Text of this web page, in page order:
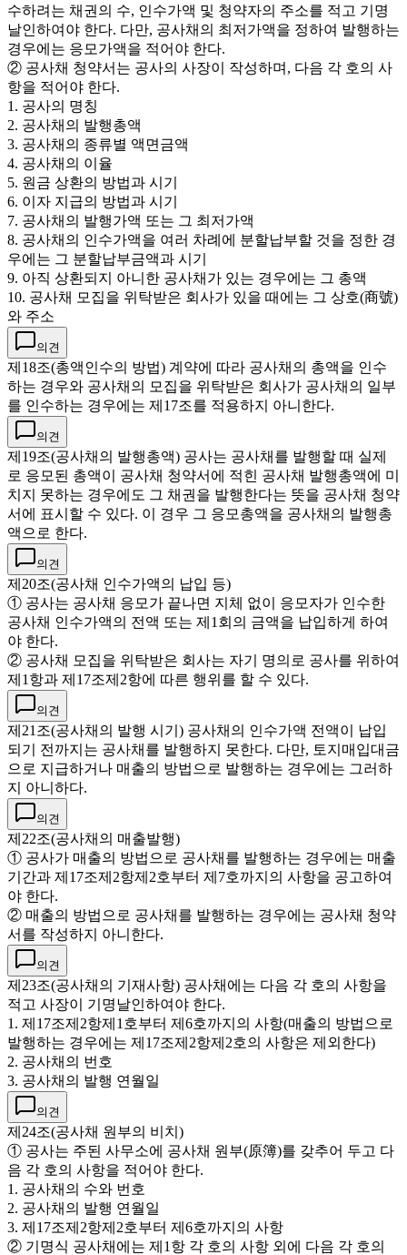
수하려는 채권의 수, 인수가액 및 청약자의 주소를 적고 기명
날인하여야 한다. 다만, 공사채의 최저가액을 정하여 발행하는
경우에는 응모가액을 적어야 한다.
② 공사채 청약서는 공사의 사장이 작성하며, 다음 각 호의 사
항을 적어야 한다.
1. 공사의 명칭
2. 공사채의 발행총액
3. 공사채의 종류별 액면금액
4. 공사채의 이율
5. 원금 상환의 방법과 시기
6. 이자 지급의 방법과 시기
7. 공사채의 발행가액 또는 그 최저가액
8. 공사채의 인수가액을 여러 차례에 분할납부할 것을 정한 경
우에는 그 분할납부금액과 시기
9. 아직 상환되지 아니한 공사채가 있는 경우에는 그 총액
10. 공사채 모집을 위탁받은 회사가 있을 때에는 그 상호(商號)
와 주소
의견
제18조(총액인수의 방법) 계약에 따라 공사채의 총액을 인수
하는 경우와 공사채의 모집을 위탁받은 회사가 공사채의 일부
를 인수하는 경우에는 제17조를 적용하지 아니한다.
의견
제19조(공사채의 발행총액) 공사는 공사채를 발행할 때 실제
로 응모된 총액이 공사채 청약서에 적힌 공사채 발행총액에 미
치지 못하는 경우에도 그 채권을 발행한다는 뜻을 공사채 청약
서에 표시할 수 있다. 이 경우 그 응모총액을 공사채의 발행총
액으로 한다.
의견
제20조(공사채 인수가액의 납입 등)
① 공사는 공사채 응모가 끝나면 지체 없이 응모자가 인수한
공사채 인수가액의 전액 또는 제1회의 금액을 납입하게 하여
야 한다.
② 공사채 모집을 위탁받은 회사는 자기 명의로 공사를 위하여
제1항과 제17조제2항에 따른 행위를 할 수 있다.
의견
제21조(공사채의 발행 시기) 공사채의 인수가액 전액이 납입
되기 전까지는 공사채를 발행하지 못한다. 다만, 토지매입대금
으로 지급하거나 매출의 방법으로 발행하는 경우에는 그러하
지 아니하다.
의견
제22조(공사채의 매출발행)
① 공사가 매출의 방법으로 공사채를 발행하는 경우에는 매출
기간과 제17조제2항제2호부터 제7호까지의 사항을 공고하여
야 한다.
② 매출의 방법으로 공사채를 발행하는 경우에는 공사채 청약
서를 작성하지 아니한다.
의견
제23조(공사채의 기재사항) 공사채에는 다음 각 호의 사항을
적고 사장이 기명날인하여야 한다.
1. 제17조제2항제1호부터 제6호까지의 사항(매출의 방법으로
발행하는 경우에는 제17조제2항제2호의 사항은 제외한다)
2. 공사채의 번호
3. 공사채의 발행 연월일
의견
제24조(공사채 원부의 비치)
① 공사는 주된 사무소에 공사채 원부(原簿)를 갖추어 두고 다
음 각 호의 사항을 적어야 한다.
1. 공사채의 수와 번호
2. 공사채의 발행 연월일
3. 제17조제2항제2호부터 제6호까지의 사항
② 기명식 공사채에는 제1항 각 호의 사항 외에 다음 각 호의